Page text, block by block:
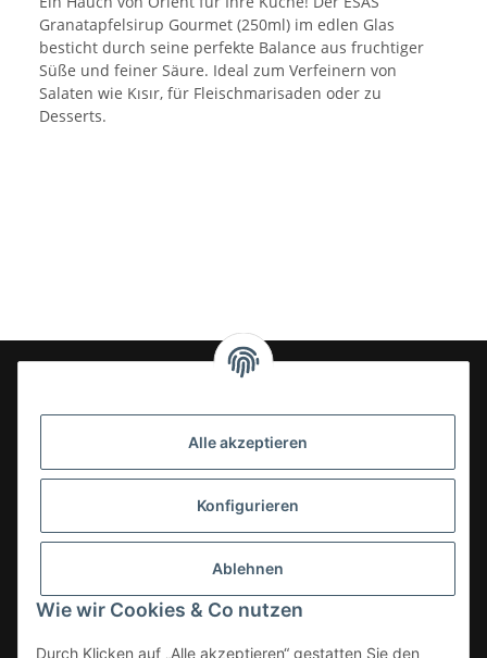
Alle akzeptieren
Konfigurieren
Ablehnen
Wie wir Cookies & Co nutzen
Durch Klicken auf „Alle akzeptieren“ gestatten Sie den
Granatapfelsirup Gourmet (250ml) im edlen Glas
besticht durch seine perfekte Balance aus fruchtiger
Süße und feiner Säure. Ideal zum Verfeinern von
Salaten wie Kısır, für Fleischmarisaden oder zu
Desserts.
24-7en Kioskbedarf GmbH
- Sezer Kahveci & Cengiz Inci
33142 Büren, Deutschland
Kategorien